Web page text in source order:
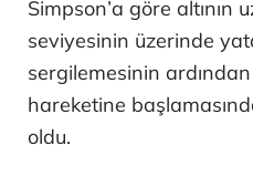
Simpson’a göre altının
seviyesinin üzerinde
sergilemesinin
hareketine
oldu.